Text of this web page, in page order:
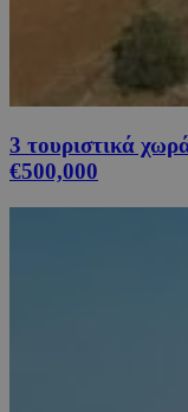
3 τουριστικά
€500,000